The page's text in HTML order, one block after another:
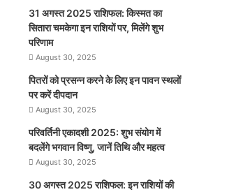
31 अगस्त 2025 राशिफल: किस्मत का
सितारा चमकेगा इन राशियों पर, मिलेंगे शुभ
परिणाम
August 30, 2025
पितरों को प्रसन्न करने के लिए इन पावन स्थलों
पर करें दीपदान
August 30, 2025
परिवर्तिनी एकादशी 2025: शुभ संयोग में
बदलेंगे भगवान विष्णु, जानें तिथि और महत्व
August 30, 2025
30 अगस्त 2025 राशिफल: इन राशियों की